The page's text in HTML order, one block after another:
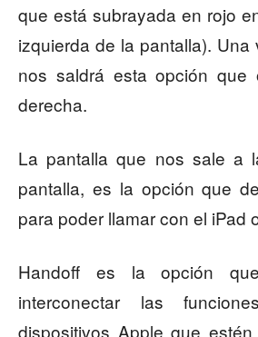
que está subrayada en rojo
izquierda de la pantalla). Una
nos saldrá esta opción que
derecha.
La pantalla que nos sale a
pantalla, es la opción que
para poder llamar con el iPad
Handoff es la opción
interconectar las
dispositivos Apple que